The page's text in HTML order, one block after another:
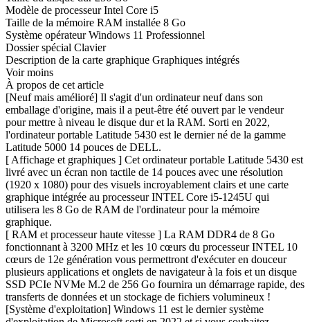
Modèle de processeur Intel Core i5
Taille de la mémoire RAM installée 8 Go
Système opérateur Windows 11 Professionnel
Dossier spécial Clavier
Description de la carte graphique Graphiques intégrés
Voir moins
À propos de cet article
[Neuf mais amélioré] Il s'agit d'un ordinateur neuf dans son
emballage d'origine, mais il a peut-être été ouvert par le vendeur
pour mettre à niveau le disque dur et la RAM. Sorti en 2022,
l'ordinateur portable Latitude 5430 est le dernier né de la gamme
Latitude 5000 14 pouces de DELL.
[ Affichage et graphiques ] Cet ordinateur portable Latitude 5430 est
livré avec un écran non tactile de 14 pouces avec une résolution
(1920 x 1080) pour des visuels incroyablement clairs et une carte
graphique intégrée au processeur INTEL Core i5-1245U qui
utilisera les 8 Go de RAM de l'ordinateur pour la mémoire
graphique.
[ RAM et processeur haute vitesse ] La RAM DDR4 de 8 Go
fonctionnant à 3200 MHz et les 10 cœurs du processeur INTEL 10
cœurs de 12e génération vous permettront d'exécuter en douceur
plusieurs applications et onglets de navigateur à la fois et un disque
SSD PCIe NVMe M.2 de 256 Go fournira un démarrage rapide, des
transferts de données et un stockage de fichiers volumineux !
[Système d'exploitation] Windows 11 est le dernier système